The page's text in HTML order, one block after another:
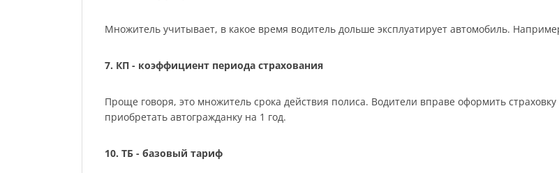
Множитель учитывает, в какое время водитель дольше эксплуатирует автомобиль.
7. КП - коэффициент периода страхования
Проще говоря, это множитель срока действия полиса. Водители вправе оформить
приобретать автогражданку на 1 год.
10. ТБ - базовый тариф